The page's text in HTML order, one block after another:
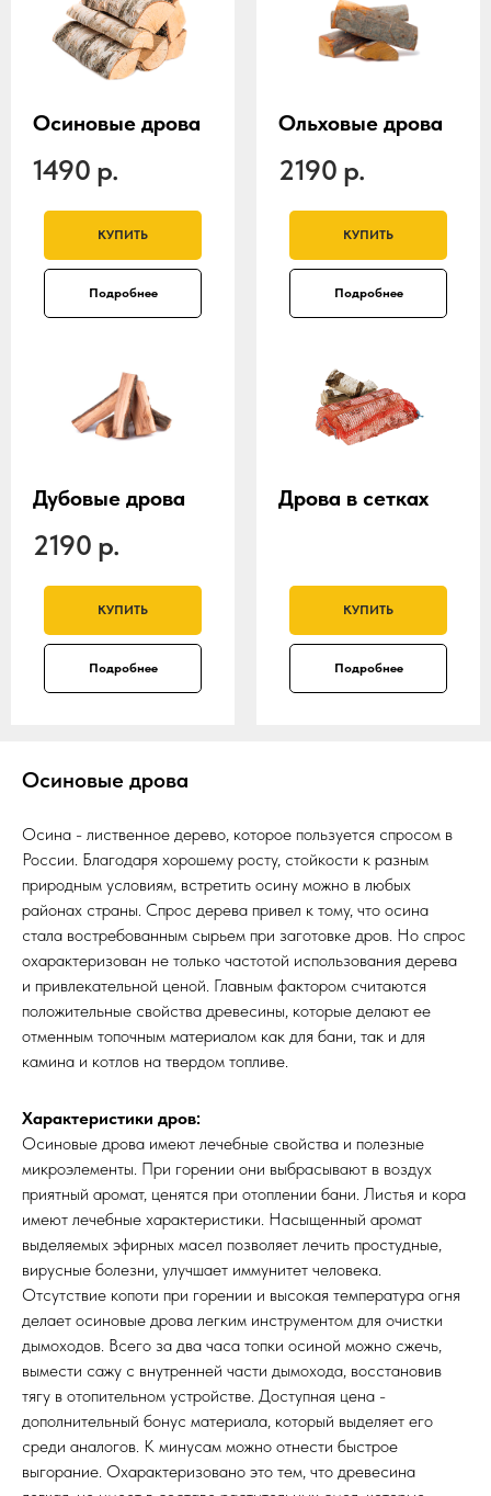
Осиновые дрова
1490 р.
КУПИТЬ
Подробнее
Ольховые дрова
2190 р.
КУПИТЬ
Подробнее
Дубовые дрова
2190 р.
КУПИТЬ
Подробнее
Дрова в сетках
КУПИТЬ
Подробнее
Осиновые дрова
Осина - лиственное дерево, которое пользуется спросом в
России. Благодаря хорошему росту, стойкости к разным
природным условиям, встретить осину можно в любых
районах страны. Спрос дерева привел к тому, что осина
стала востребованным сырьем при заготовке дров. Но спрос
охарактеризован не только частотой использования дерева
и привлекательной ценой. Главным фактором считаются
положительные свойства древесины, которые делают ее
отменным топочным материалом как для бани, так и для
камина и котлов на твердом топливе.
Характеристики дров:
Осиновые дрова имеют лечебные свойства и полезные
микроэлементы. При горении они выбрасывают в воздух
приятный аромат, ценятся при отоплении бани. Листья и кора
имеют лечебные характеристики. Насыщенный аромат
выделяемых эфирных масел позволяет лечить простудные,
вирусные болезни, улучшает иммунитет человека.
Отсутствие копоти при горении и высокая температура огня
делает осиновые дрова легким инструментом для очистки
дымоходов. Всего за два часа топки осиной можно сжечь,
вымести сажу с внутренней части дымохода, восстановив
тягу в отопительном устройстве. Доступная цена -
дополнительный бонус материала, который выделяет его
среди аналогов. К минусам можно отнести быстрое
выгорание. Охарактеризовано это тем, что древесина